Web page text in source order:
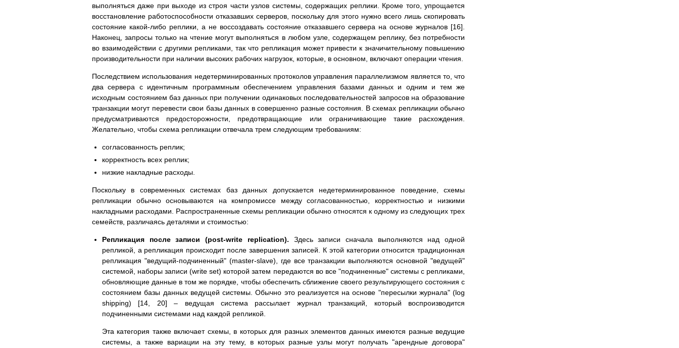
выполняться даже при выходе из строя части узлов системы, содержащих реплики. Кроме того, упрощается
восстановление работоспособности отказавших серверов, поскольку для этого нужно всего лишь скопировать
состояние какой-либо реплики, а не воссоздавать состояние отказавшего сервера на основе журналов [16].
Наконец, запросы только на чтение могут выполняться в любом узле, содержащем реплику, без потребности
во взаимодействии с другими репликами, так что репликация может привести к значичительному повышению
производительности при наличии высоких рабочих нагрузок, которые, в основном, включают операции чтения.
Последствием использования недетерминированных протоколов управления параллелизмом является то, что
два сервера с идентичным программным обеспечением управления базами данных и одним и тем же
исходным состоянием баз данных при получении одинаковых последовательностей запросов на образование
транзакции могут перевести свои базы данных в совершенно разные состояния. В схемах репликации обычно
предусматриваются предосторожности, предотвращающие или ограничивающие такие расхождения.
Желательно, чтобы схема репликации отвечала трем следующим требованиям:
согласованность реплик;
корректность всех реплик;
низкие накладные расходы.
Поскольку в современных системах баз данных допускается недетерминированное поведение, схемы
репликации обычно основываются на компромиссе между согласованностью, корректностью и низкими
накладными расходами. Распространенные схемы репликации обычно относятся к одному из следующих трех
семейств, различаясь деталями и стоимостью:
Репликация после записи (post-write replication). Здесь записи сначала выполняются над одной
репликой, а репликация происходит после завершения записей. К этой категории относится традиционная
репликация "ведущий-подчиненный" (master-slave), где все транзакции выполняются основной "ведущей"
системой, наборы записи (write set) которой затем передаются во все "подчиненные" системы с репликами,
обновляющие данные в том же порядке, чтобы обеспечить сближение своего результирующего состояния с
состоянием базы данных ведущей системы. Обычно это реализуется на основе "пересылки журнала" (log
shipping) [14, 20] – ведущая система рассылает журнал транзакций, который воспроизводится
подчиненными системами над каждой репликой.
Эта категория также включает схемы, в которых для разных элементов данных имеются разные ведущие
системы, а также вариации на эту тему, в которых разные узлы могут получать "арендные договора"